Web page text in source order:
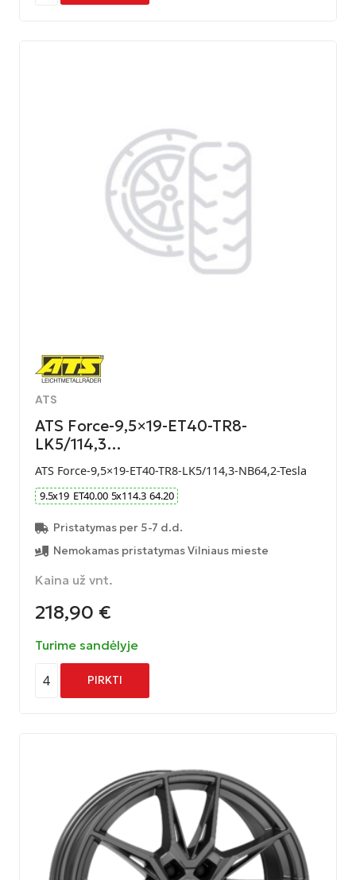
ATS
ATS Force-9,5×19-ET40-TR8-
LK5/114,3…
ATS Force-9,5×19-ET40-TR8-LK5/114,3-NB64,2-Tesla
9.5x19 ET40.00 5x114.3 64.20
Pristatymas per 5-7 d.d.
Nemokamas pristatymas Vilniaus mieste
Kaina už vnt.
218,90 €
Turime sandėlyje
4 PIRKTI